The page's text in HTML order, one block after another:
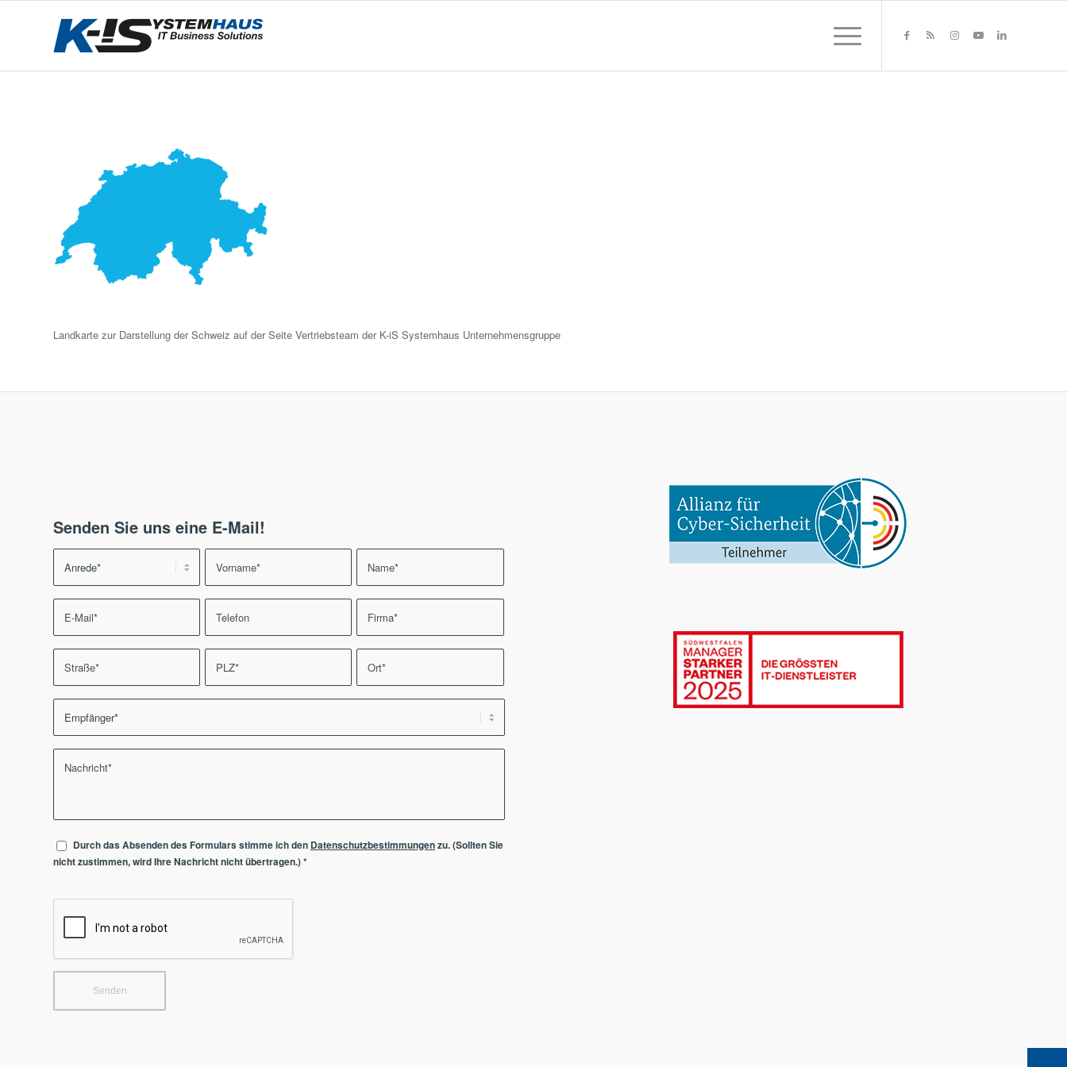
Landkarte zur Darstellung der Schweiz auf der Seite Vertriebsteam der K-iS Systemhaus Unternehmensgruppe
Senden Sie uns eine E-Mail!
Durch das Absenden des Formulars stimme ich den Datenschutzbestimmungenzu. (Sollten Sie
nicht zustimmen, wird Ihre Nachricht nicht übertragen.)*